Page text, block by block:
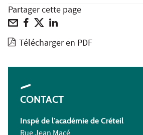
Partager cette page
Télécharger en PDF
CONTACT
Inspé de l'académie de Créteil